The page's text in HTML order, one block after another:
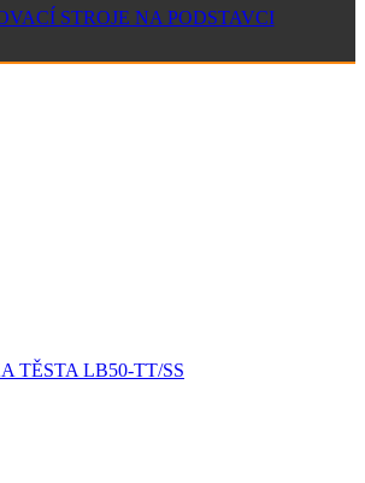
STROJE NA PODSTAVCI